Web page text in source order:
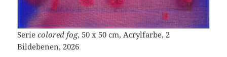
Seriecolored fog, 50 x 50 cm, Acrylfarbe, 2
Bildebenen, 2026